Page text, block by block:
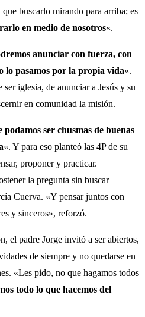
buscarlo mirando para arriba; es
en medio de nosotros«.
anunciar con fuerza, con
lo pasamos por la propia vida«.
iglesia, de anunciar a Jesús y su
en comunidad la misión.
podamos ser chusmas de buenas
«. Y para eso planteó las 4P de su
proponer y practicar.
la pregunta sin buscar
Cuerva. «Y pensar juntos con
y sinceros», reforzó.
el padre Jorge invitó a ser abiertos,
de siempre y no quedarse en
«Les pido, no que hagamos todos
todo lo que hacemos del